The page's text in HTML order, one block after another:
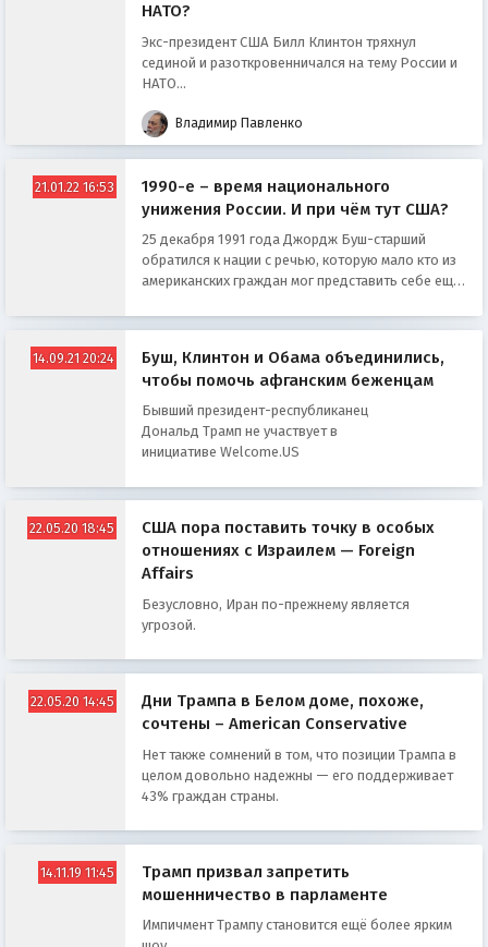
НАТО?
Экс-президент США Билл Клинтон тряхнул
сединой и разоткровенничался на тему России и
НАТО...
Владимир Павленко
21.01.22 16:53
1990-е – время национального
унижения России. И при чём тут США?
25 декабря 1991 года Джордж Буш-старший
обратился к нации с речью, которую мало кто из
американских граждан мог представить себе ещё
14.09.21 20:24
Буш, Клинтон и Обама объединились,
чтобы помочь афганским беженцам
Бывший президент-республиканец
Дональд Трамп не участвует в
инициативе Welcome.US
22.05.20 18:45
США пора поставить точку в особых
отношениях с Израилем — Foreign
Affairs
Безусловно, Иран по-прежнему является
угрозой.
22.05.20 14:45
Дни Трампа в Белом доме, похоже,
сочтены – American Conservative
Нет также сомнений в том, что позиции Трампа в
целом довольно надежны — его поддерживает
43% граждан страны.
14.11.19 11:45
Трамп призвал запретить
мошенничество в парламенте
Импичмент Трампу становится ещё более ярким